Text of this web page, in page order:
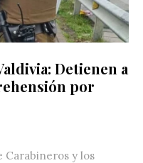
Detienen a
por
Carabineros y los